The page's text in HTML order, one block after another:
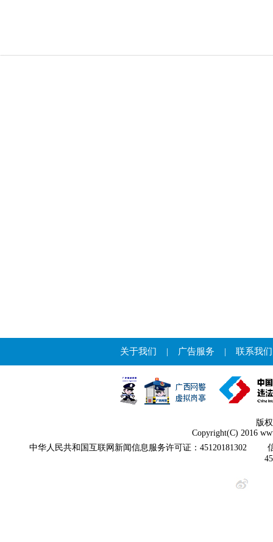
关于我们 | 广告服务 | 联系我们
版
Copyright(C) 2016
中华人民共和国互联网新闻信息服务许可证：45120181302